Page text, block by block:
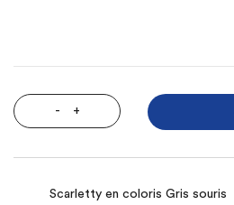
- +
Scarletty en coloris Gris souris